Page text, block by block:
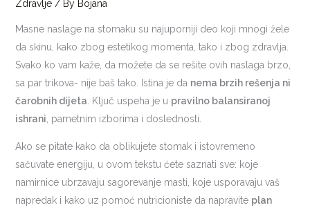
Zdravlje/ By Bojana
Masne naslage na stomaku su najuporniji deo koji mnogi žele
da skinu, kako zbog estetikog momenta, tako i zbog zdravlja.
Svako ko vam kaže, da možete da se rešite ovih naslaga brzo,
sa par trikova- nije baš tako. Istina je da nema brzih rešenja ni
čarobnih dijeta. Ključ uspeha je u pravilno balansiranoj
ishrani, pametnim izborima i doslednosti.
Ako se pitate kako da oblikujete stomak i istovremeno
sačuvate energiju, u ovom tekstu ćete saznati sve: koje
namirnice ubrzavaju sagorevanje masti, koje usporavaju vaš
napredak i kako uz pomoć nutricioniste da napravite plan